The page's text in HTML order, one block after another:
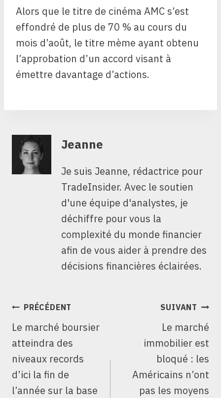
Alors que le titre de cinéma AMC s’est
effondré de plus de 70 % au cours du
mois d’août, le titre mème ayant obtenu
l’approbation d’un accord visant à
émettre davantage d’actions.
Jeanne
Je suis Jeanne, rédactrice pour
TradeInsider. Avec le soutien
d'une équipe d'analystes, je
déchiffre pour vous la
complexité du monde financier
afin de vous aider à prendre des
décisions financières éclairées.
NAVIGATION
L’ARTICLE
PRÉCÉDENT
Le marché boursier
atteindra des
niveaux records
d’ici la fin de
l’année sur la base
SUIVANT
Le marché
immobilier est
bloqué : les
Américains n’ont
pas les moyens